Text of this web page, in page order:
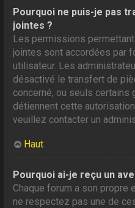
Pourquoi ne puis-je pas
jointes ?
Les permissions
jointes sont accordées par
utilisateur. Les
désactivé le transfert de
concerné, ou seuls certains
détiennent cette
veuillez contacter un
Haut
Pourquoi ai-je reçu un
Chaque forum a son propre
ne respectez pas une de